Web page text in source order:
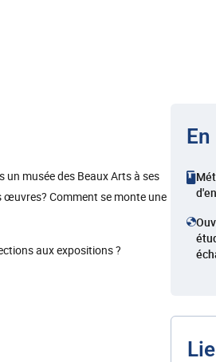
musée des Beaux Arts à ses
œuvres? Comment se monte une
aux expositions ?